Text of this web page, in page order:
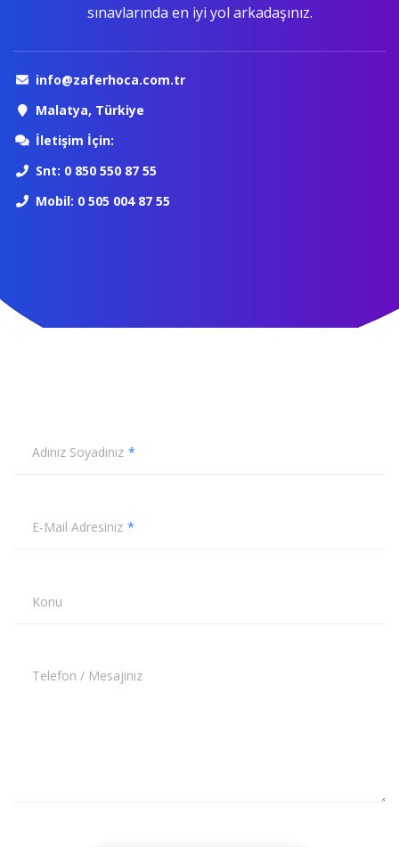
sınavlarında en iyi yol arkadaşınız.
info@zaferhoca.com.tr
Malatya, Türkiye
İletişim İçin:
Snt: 0 850 550 87 55
Mobil: 0 505 004 87 55
Adınız Soyadınız
E-Mail Adresiniz
Konu
Telefon / Mesajınız